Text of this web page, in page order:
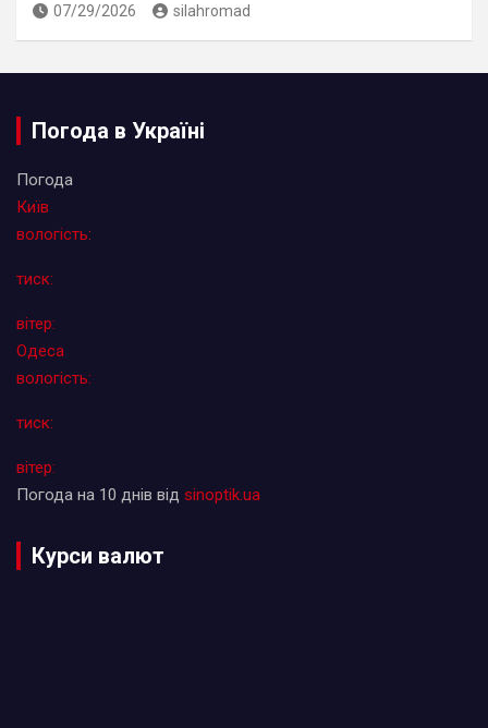
07/29/2026 silahromad
Погода в Україні
Погода
Київ
вологість:
тиск:
вітер:
Одеса
вологість:
тиск:
вітер:
Погода на 10 днів від sinoptik.ua
Курси валют